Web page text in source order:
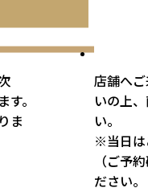
。
ま
店舗へ
いの上
い。
※当日は
（ご予
ださい。